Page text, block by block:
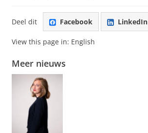
Deel dit Facebook LinkedIn
View this page in: English
Meer nieuws